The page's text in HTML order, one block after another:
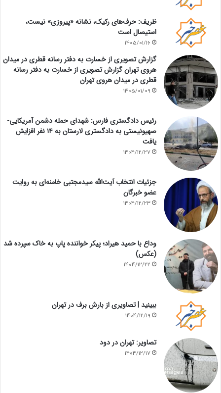
ظریف: حرف‌های رکیک، نشانه «پیروزی» نیست،
استیصال است
1405/01/16
گزارش تصویری از خسارت به دفتر رسانه قطری در میدان
هروی تهران گزارش تصویری از خسارت به دفتر رسانه
قطری در میدان هروی تهران
1405/01/09
رئیس دادگستری فارس: شهدای حمله دشمن آمریکایی-
صهیونیستی به دادگستری لارستان به ۱۴ نفر افزایش
یافت
1404/12/27
جزئیات انتخاب آیت‌الله سیدمجتبی خامنه‌ای به روایت
عضو خبرگان
1404/12/23
وداع با حمید هیراد؛ پیکر خواننده پاپ به خاک سپرده شد
(عکس)
1404/12/22
ببینید | تصاویری از بارش برف در تهران
1404/12/19
تصاویر: تهران در دود
1404/12/17